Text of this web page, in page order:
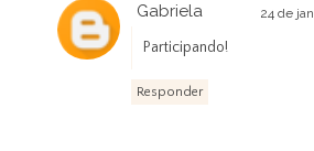
Gabriela 24 de
Participando!
Responder